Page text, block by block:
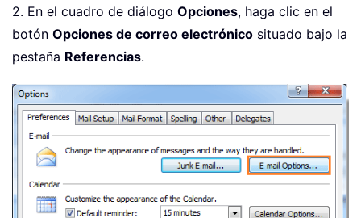
2. En el cuadro de diálogo Opciones, haga clic en el
botón Opciones de correo electrónico situado bajo la
pestaña Referencias.